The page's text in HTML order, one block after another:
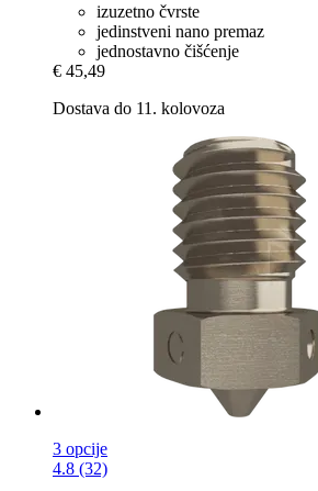
izuzetno čvrste
jedinstveni nano premaz
jednostavno čišćenje
€ 45,49
Dostava do 11. kolovoza
3 opcije
4.8 (32)